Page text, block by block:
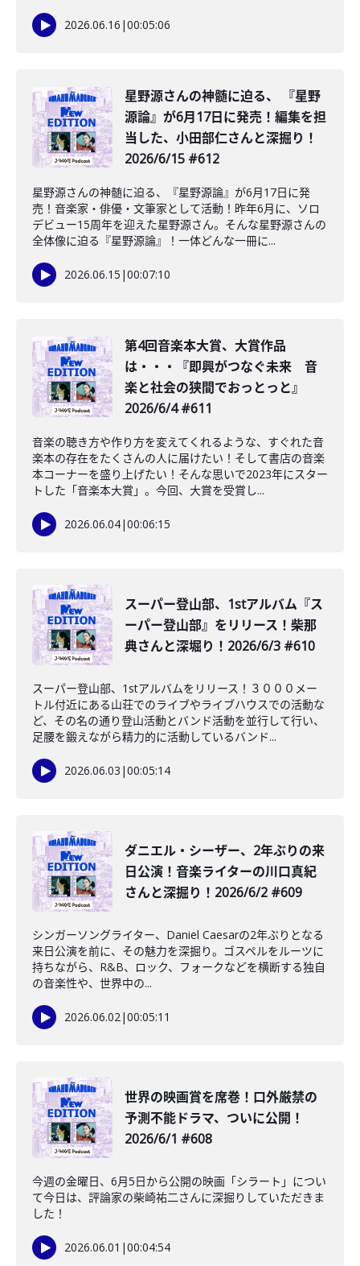
2026.06.16 |00:05:06
星野源さんの神髄に迫る、 『星野
源論』が6月17日に発売！編集を担
当した、小田部仁さんと深掘り！
2026/6/15 #612
星野源さんの神髄に迫る、『星野源論』が6月17日に発
売！音楽家・俳優・文筆家として活動！昨年6月に、ソロ
デビュー15周年を迎えた星野源さん。そんな星野源さんの
全体像に迫る『星野源論』！一体どんな一冊に...
2026.06.15 |00:07:10
第4回音楽本大賞、大賞作品
は・・・『即興がつなぐ未来 音
楽と社会の狭間でおっとっと』
2026/6/4 #611
音楽の聴き方や作り方を変えてくれるような、すぐれた音
楽本の存在をたくさんの人に届けたい！そして書店の音楽
本コーナーを盛り上げたい！そんな思いで2023年にスター
トした「音楽本大賞」。今回、大賞を受賞し...
2026.06.04|00:06:15
スーパー登山部、1stアルバム『ス
ーパー登山部』をリリース！柴那
典さんと深堀り！2026/6/3 #610
スーパー登山部、1stアルバムをリリース！３０００メー
トル付近にある山荘でのライブやライブハウスでの活動な
ど、その名の通り登山活動とバンド活動を並行して行い、
足腰を鍛えながら精力的に活動しているバンド...
2026.06.03 |00:05:14
ダニエル・シーザー、2年ぶりの来
日公演！音楽ライターの川口真紀
さんと深掘り！2026/6/2 #609
シンガーソングライター、Daniel Caesarの2年ぶりとなる
来日公演を前に、その魅力を深掘り。ゴスペルをルーツに
持ちながら、R&B、ロック、フォークなどを横断する独自
の音楽性や、世界中の...
2026.06.02|00:05:11
世界の映画賞を席巻！口外厳禁の
予測不能ドラマ、ついに公開！
2026/6/1 #608
今週の金曜日、6月5日から公開の映画「シラート」につい
て今日は、評論家の柴崎祐二さんに深掘りしていただきま
した！
2026.06.01 |00:04:54